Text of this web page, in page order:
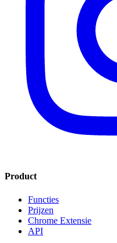
Product
Functies
Prijzen
Chrome Extensie
API